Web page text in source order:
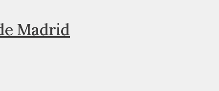
Madrid